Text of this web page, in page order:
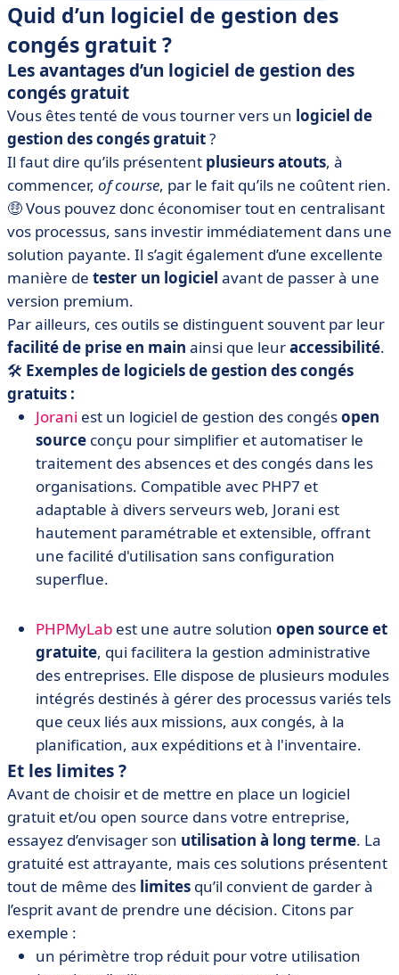
Quid d’un logiciel de gestion des
congés gratuit ?
Les avantages d’un logiciel de gestion des
congés gratuit
Vous êtes tenté de vous tourner vers un logiciel de
gestion des congés gratuit?
Il faut dire qu’ils présentent plusieurs atouts, à
commencer, of course, par le fait qu’ils ne coûtent rien.
🤑 Vous pouvez donc économiser tout en centralisant
vos processus, sans investir immédiatement dans une
solution payante. Il s’agit également d’une excellente
manière de tester un logiciel avant de passer à une
version premium.
Par ailleurs, ces outils se distinguent souvent par leur
facilité de prise en main ainsi que leuraccessibilité.
🛠️ Exemples de logiciels de gestion des congés
gratuits :
Jorani est un logiciel de gestion des congésopen
source conçu pour simplifier et automatiser le
traitement des absences et des congés dans les
organisations. Compatible avec PHP7 et
adaptable à divers serveurs web, Jorani est
hautement paramétrable et extensible, offrant
une facilité d'utilisation sans configuration
superflue.
PHPMyLab est une autre solution open source et
gratuite, qui facilitera la gestion administrative
des entreprises. Elle dispose de plusieurs modules
intégrés destinés à gérer des processus variés tels
que ceux liés aux missions, aux congés, à la
planification, aux expéditions et à l'inventaire.
Et les limites ?
Avant de choisir et de mettre en place un logiciel
gratuit et/ou open source dans votre entreprise,
essayez d’envisager son utilisation à long terme. La
gratuité est attrayante, mais ces solutions présentent
tout de même des limites qu’il convient de garder à
l’esprit avant de prendre une décision. Citons par
exemple :
un périmètre trop réduit pour votre utilisation